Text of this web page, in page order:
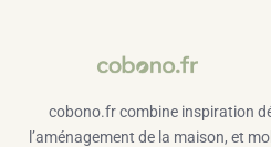
cobono.fr combine inspiration
l’aménagement de la maison, et